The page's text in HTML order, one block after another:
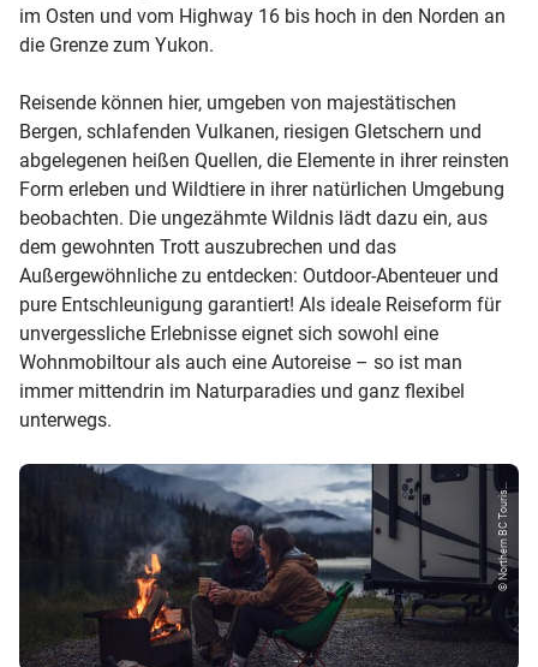
im Osten und vom Highway 16 bis hoch in den Norden an
die Grenze zum Yukon.
Reisende können hier, umgeben von majestätischen
Bergen, schlafenden Vulkanen, riesigen Gletschern und
abgelegenen heißen Quellen, die Elemente in ihrer reinsten
Form erleben und Wildtiere in ihrer natürlichen Umgebung
beobachten. Die ungezähmte Wildnis lädt dazu ein, aus
dem gewohnten Trott auszubrechen und das
Außergewöhnliche zu entdecken: Outdoor-Abenteuer und
pure Entschleunigung garantiert! Als ideale Reiseform für
unvergessliche Erlebnisse eignet sich sowohl eine
Wohnmobiltour als auch eine Autoreise – so ist man
immer mittendrin im Naturparadies und ganz flexibel
unterwegs.
© Northern BC Touris...